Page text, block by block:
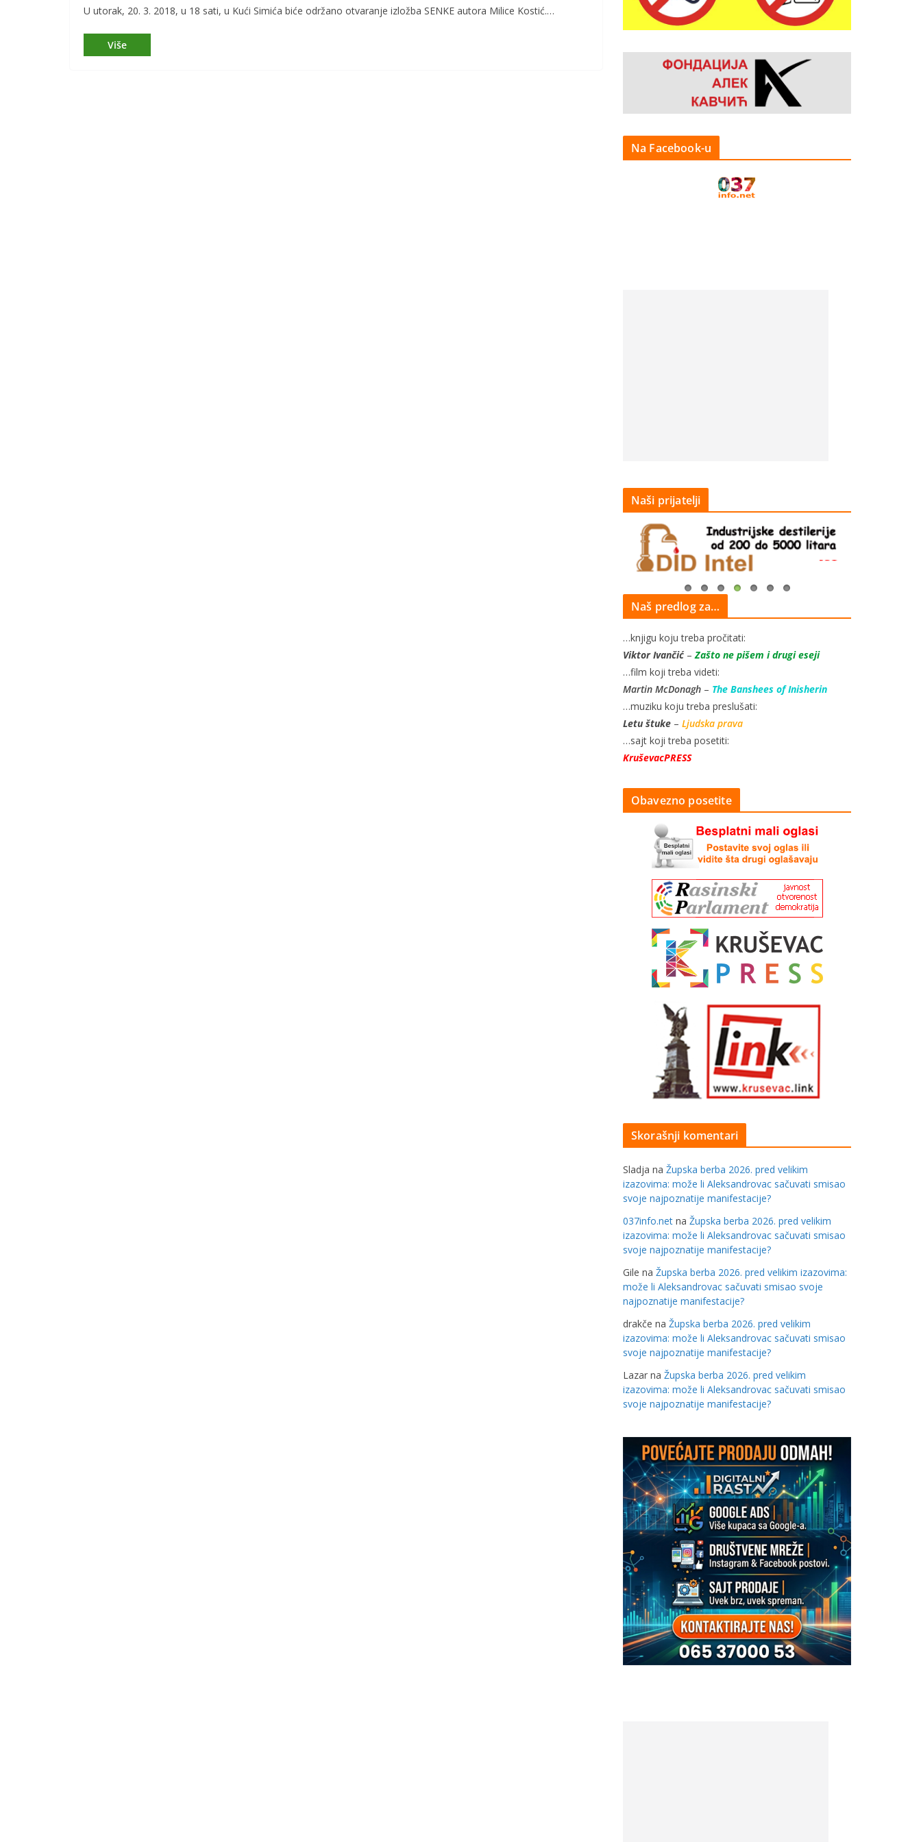
U utorak, 20. 3. 2018, u 18 sati, u Kući Simića biće održano otvaranje izložba SENKE autora Milice Kostić.…
Na Facebook-u
Naši prijatelji
Naš predlog za…
…knjigu koju treba pročitati:
Viktor Ivančić– Zašto ne pišem i drugi eseji
…film koji treba videti:
Martin McDonagh – The Banshees of Inisherin
…muziku koju treba preslušati:
Letu štuke – Ljudska prava
…sajt koji treba posetiti:
KruševacPRESS
Obavezno posetite
Skorašnji komentari
Sladja na Župska berba 2026. pred velikim
izazovima: može li Aleksandrovac sačuvati smisao
svoje najpoznatije manifestacije?
037info.net na Župska berba 2026. pred velikim
izazovima: može li Aleksandrovac sačuvati smisao
svoje najpoznatije manifestacije?
Gile na Župska berba 2026. pred velikim izazovima:
može li Aleksandrovac sačuvati smisao svoje
najpoznatije manifestacije?
drakče na Župska berba 2026. pred velikim
izazovima: može li Aleksandrovac sačuvati smisao
svoje najpoznatije manifestacije?
Lazar na Župska berba 2026. pred velikim
izazovima: može li Aleksandrovac sačuvati smisao
svoje najpoznatije manifestacije?